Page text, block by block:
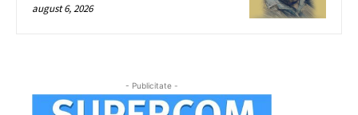
august 6, 2026
- Publicitate -